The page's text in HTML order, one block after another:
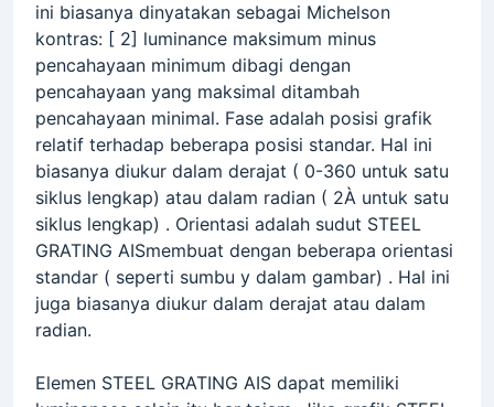
ini biasanya dinyatakan sebagai Michelson
kontras: [ 2] luminance maksimum minus
pencahayaan minimum dibagi dengan
pencahayaan yang maksimal ditambah
pencahayaan minimal. Fase adalah posisi grafik
relatif terhadap beberapa posisi standar. Hal ini
biasanya diukur dalam derajat ( 0-360 untuk satu
siklus lengkap) atau dalam radian ( 2À untuk satu
siklus lengkap) . Orientasi adalah sudut STEEL
GRATING AISmembuat dengan beberapa orientasi
standar ( seperti sumbu y dalam gambar) . Hal ini
juga biasanya diukur dalam derajat atau dalam
radian.
Elemen STEEL GRATING AIS dapat memiliki